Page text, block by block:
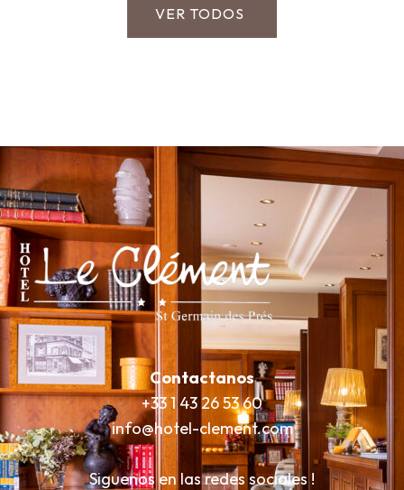
VER TODOS
Contactanos
+33 1 43 26 53 60
info@hotel-clement.com
Siguenos en las redes sociales !